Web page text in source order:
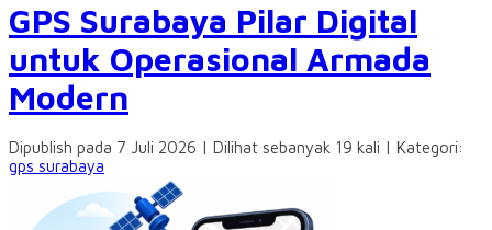
GPS Surabaya Pilar Digital
untuk Operasional Armada
Modern
Dipublish pada 7 Juli 2026 | Dilihat sebanyak 19 kali | Kategori:
gps surabaya